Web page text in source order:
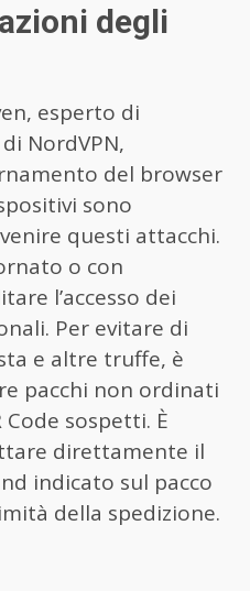
degli
esperto di
NordVPN,
del browser
sono
questi attacchi.
o con
l’accesso dei
Per evitare di
e altre truffe, è
pacchi non ordinati
sospetti. È
direttamente il
indicato sul pacco
della spedizione.